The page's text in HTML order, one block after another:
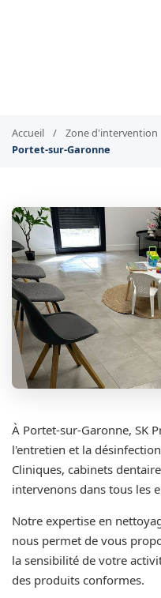
Accueil / Zone d'intervention
Portet-sur-Garonne
À Portet-sur-Garonne, SK
l'entretien et la
Cliniques, cabinets
intervenons dans tous les
Notre expertise en
nous permet de vous
la sensibilité de votre
des produits conformes.